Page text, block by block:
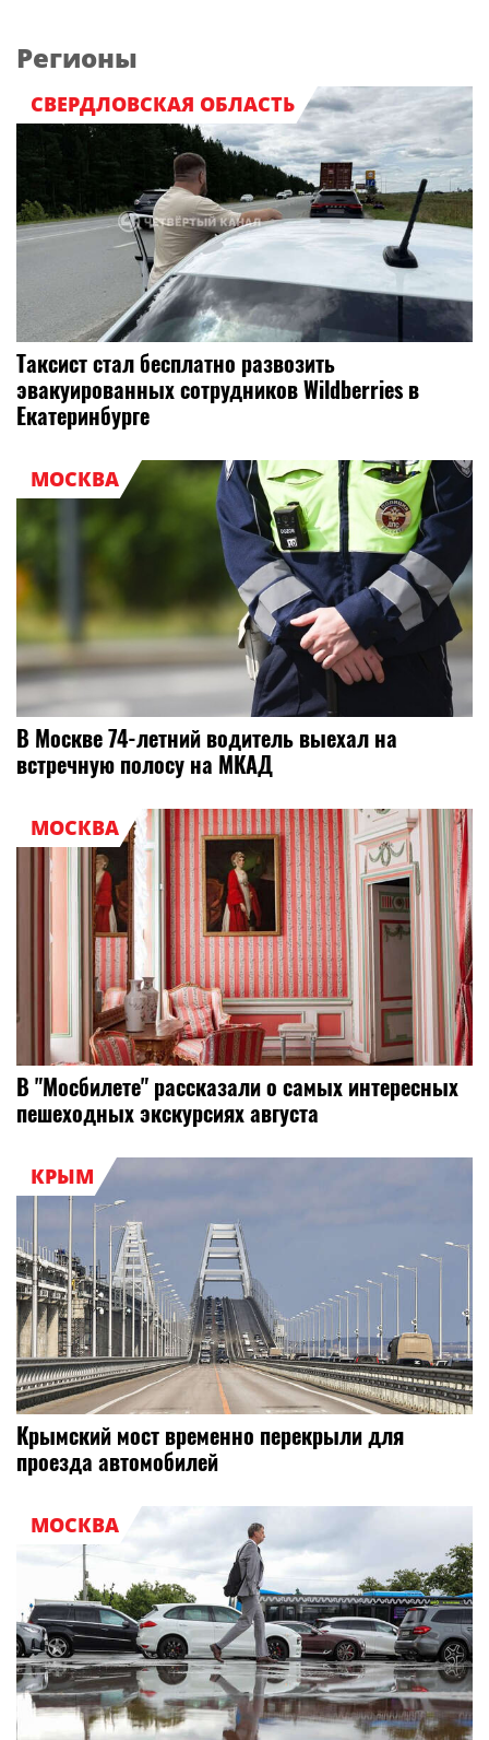
Регионы
СВЕРДЛОВСКАЯ ОБЛАСТЬ
Таксист стал бесплатно развозить
эвакуированных сотрудников Wildberries в
Екатеринбурге
МОСКВА
В Москве 74-летний водитель выехал на
встречную полосу на МКАД
МОСКВА
В "Мосбилете" рассказали о самых интересных
пешеходных экскурсиях августа
КРЫМ
Крымский мост временно перекрыли для
проезда автомобилей
МОСКВА